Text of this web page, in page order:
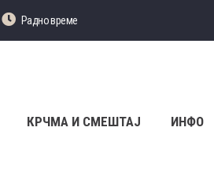
Радно време
КРЧМА И СМЕШТАЈ ИНФО